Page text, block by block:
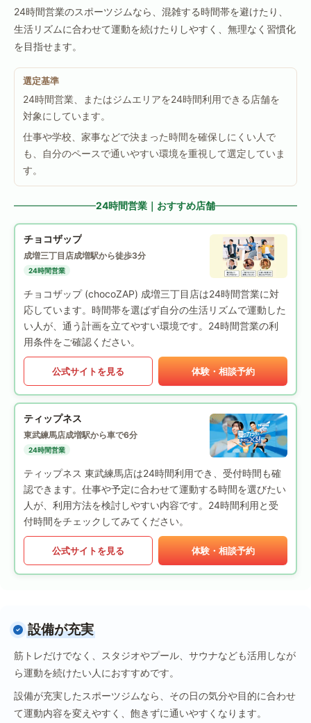
24時間営業のスポーツジムなら、混雑する時間帯を避けたり、
生活リズムに合わせて運動を続けたりしやすく、無理なく習慣化
を目指せます。
選定基準
24時間営業、またはジムエリアを24時間利用できる店舗を
対象にしています。
仕事や学校、家事などで決まった時間を確保しにくい人で
も、自分のペースで通いやすい環境を重視して選定していま
す。
24時間営業｜おすすめ店舗
チョコザップ
成増三丁目店成増駅から徒歩3分
24時間営業
チョコザップ (chocoZAP) 成増三丁目店は24時間営業に対
応しています。時間帯を選ばず自分の生活リズムで運動した
い人が、通う計画を立てやすい環境です。24時間営業の利
用条件をご確認ください。
公式サイトを見る 体験・相談予約
ティップネス
東武練馬店成増駅から車で6分
24時間営業
ティップネス 東武練馬店は24時間利用でき、受付時間も確
認できます。仕事や予定に合わせて運動する時間を選びたい
人が、利用方法を検討しやすい内容です。24時間利用と受
付時間をチェックしてみてください。
公式サイトを見る 体験・相談予約
設備が充実
筋トレだけでなく、スタジオやプール、サウナなども活用しなが
ら運動を続けたい人におすすめです。
設備が充実したスポーツジムなら、その日の気分や目的に合わせ
て運動内容を変えやすく、飽きずに通いやすくなります。